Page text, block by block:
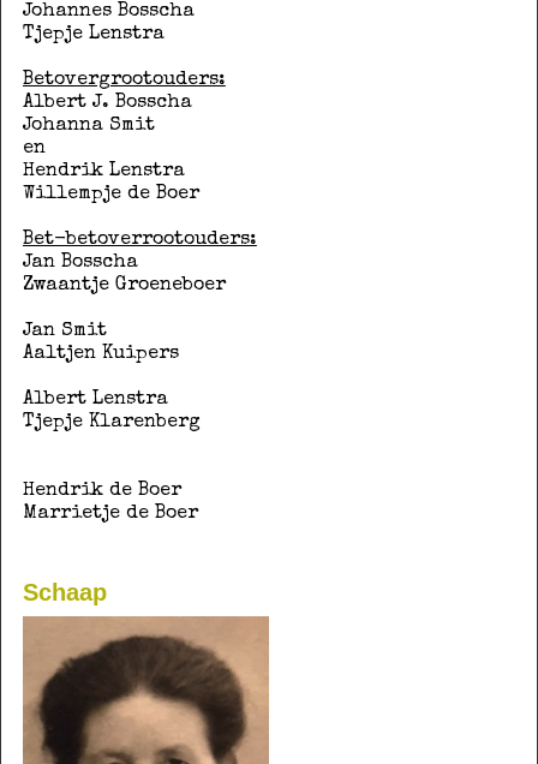
Johannes Bosscha
Tjepje Lenstra
Betovergrootouders:
Albert J. Bosscha
Johanna Smit
en
Hendrik Lenstra
Willempje de Boer
Bet-betoverrootouders:
Jan Bosscha
Zwaantje Groeneboer
Jan Smit
Aaltjen Kuipers
Albert Lenstra
Tjepje Klarenberg
Hendrik de Boer
Marrietje de Boer
Schaap